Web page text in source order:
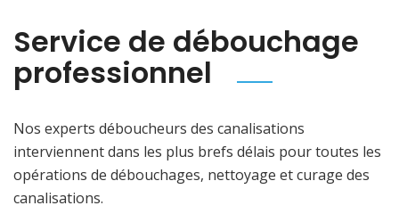
Service de débouchage
professionnel
Nos experts déboucheurs des canalisations
interviennent dans les plus brefs délais pour toutes les
opérations de débouchages, nettoyage et curage des
canalisations.